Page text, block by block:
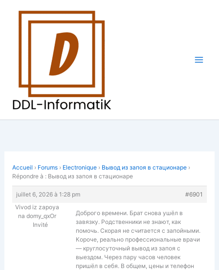
Accueil › Forums › Electronique › Вывод из запоя в стационаре ›
Répondre à : Вывод из запоя в стационаре
juillet 6, 2026 à 1:28 pm
#6901
Vivod iz zapoya
na domy_qxOr
Invité
Доброго времени. Брат снова ушёл в
завязку. Родственники не знают, как
помочь. Скорая не считается с запойными.
Короче, реально профессиональные врачи
— круглосуточный вывод из запоя с
выездом. Через пару часов человек
пришёл в себя. В общем, цены и телефон